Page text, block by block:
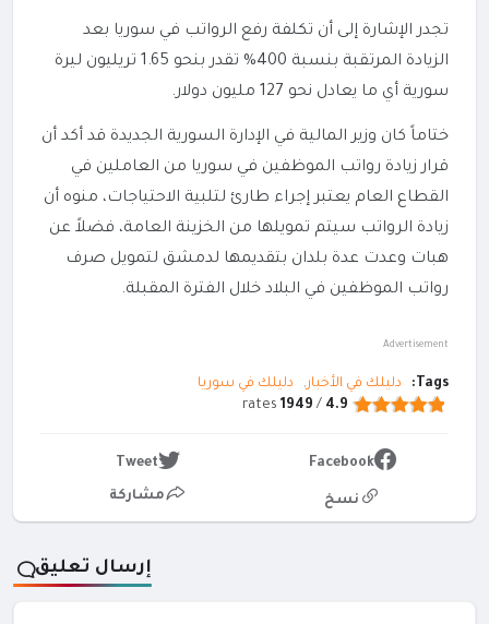
تجدر الإشارة إلى أن تكلفة رفع الرواتب في سوريا بعد
الزيادة المرتقبة بنسبة 400% تقدر بنحو 1.65 تريليون ليرة
سورية أي ما يعادل نحو 127 مليون دولار.
ختاماً كان وزير المالية في الإدارة السورية الجديدة قد أكد أن
قرار زيادة رواتب الموظفين في سوريا من العاملين في
القطاع العام يعتبر إجراء طارئ لتلبية الاحتياجات، منوه أن
زيادة الرواتب سيتم تمويلها من الخزينة العامة، فضلاً عن
هبات وعدت عدة بلدان بتقديمها لدمشق لتمويل صرف
رواتب الموظفين في البلاد خلال الفترة المقبلة.
Advertisement
Tags: دليلك في الأخبار
دليلك في سوريا
4.9
/
1949
Facebook
Tweet
نسخ مشاركة
إرسال تعليق